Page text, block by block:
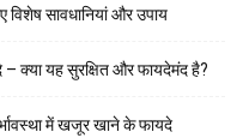
विशेष सावधानियां और उपाय
– क्या यह सुरक्षित और फायदेमंद है?
में खजूर खाने के फायदे